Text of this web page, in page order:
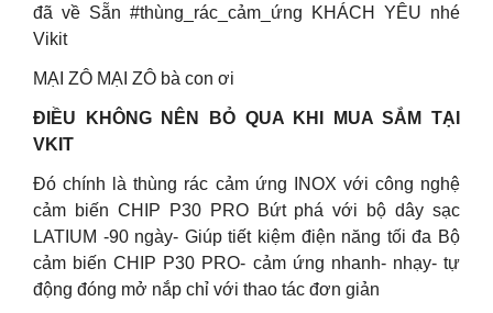
đã về Sẵn #thùng_rác_cảm_ứng KHÁCH YÊU nhé
Vikit
MẠI ZÔ MẠI ZÔ bà con ơi
ĐIỀU KHÔNG NÊN BỎ QUA KHI MUA SẮM TẠI
VKIT
Đó chính là thùng rác cảm ứng INOX với công nghệ
cảm biến CHIP P30 PRO Bứt phá với bộ dây sạc
LATIUM -90 ngày- Giúp tiết kiệm điện năng tối đa Bộ
cảm biến CHIP P30 PRO- cảm ứng nhanh- nhạy- tự
động đóng mở nắp chỉ với thao tác đơn giản